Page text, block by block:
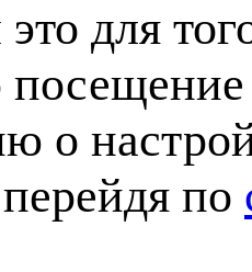
для
о
по